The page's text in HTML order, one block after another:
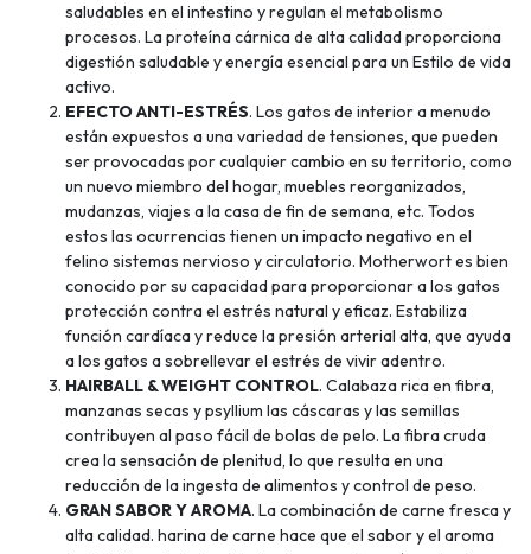
saludables en el intestino y regulan el metabolismo
procesos. La proteína cárnica de alta calidad proporciona
digestión saludable y energía esencial para un Estilo de vida
activo.
EFECTO ANTI-ESTRÉS. Los gatos de interior a menudo
están expuestos a una variedad de tensiones, que pueden
ser provocadas por cualquier cambio en su territorio, como
un nuevo miembro del hogar, muebles reorganizados,
mudanzas, viajes a la casa de fin de semana, etc. Todos
estos las ocurrencias tienen un impacto negativo en el
felino sistemas nervioso y circulatorio. Motherwort es bien
conocido por su capacidad para proporcionar a los gatos
protección contra el estrés natural y eficaz. Estabiliza
función cardíaca y reduce la presión arterial alta, que ayuda
a los gatos a sobrellevar el estrés de vivir adentro.
HAIRBALL & WEIGHT CONTROL. Calabaza rica en fibra,
manzanas secas y psyllium las cáscaras y las semillas
contribuyen al paso fácil de bolas de pelo. La fibra cruda
crea la sensación de plenitud, lo que resulta en una
reducción de la ingesta de alimentos y control de peso.
GRAN SABOR Y AROMA. La combinación de carne fresca y
alta calidad. harina de carne hace que el sabor y el aroma